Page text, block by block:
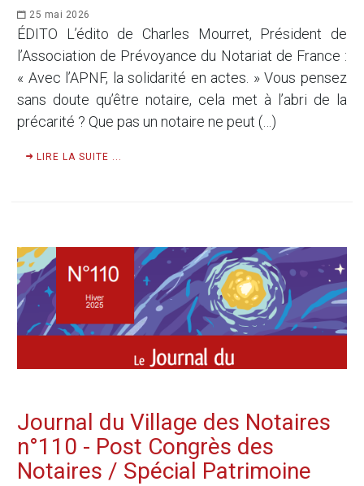
25 mai 2026
ÉDITO L’édito de Charles Mourret, Président de
l’Association de Prévoyance du Notariat de France :
« Avec l’APNF, la solidarité en actes. » Vous pensez
sans doute qu’être notaire, cela met à l’abri de la
précarité ? Que pas un notaire ne peut (…)
LIRE LA SUITE ...
Journal du Village des Notaires
n°110 - Post Congrès des
Notaires / Spécial Patrimoine